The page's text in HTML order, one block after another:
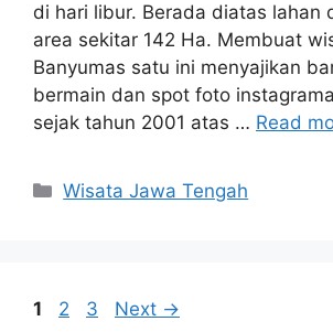
di hari libur. Berada diatas lahan
area sekitar 142 Ha. Membuat
Banyumas satu ini menyajikan
bermain dan spot foto
sejak tahun 2001 atas … Read
Categories
Wisata Jawa Tengah
Page
1 Page
2 Page
3 Next →